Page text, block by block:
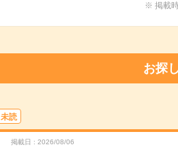
※ 掲載
お探
未読
掲載日 2026/08/06